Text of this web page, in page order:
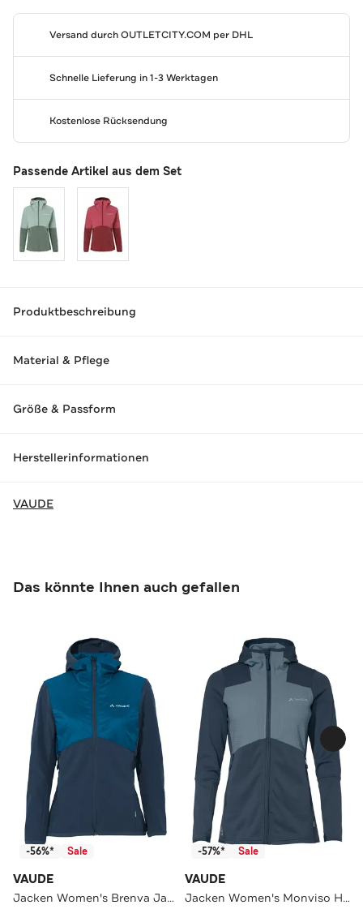
Versand durchOUTLETCITY.COM per DHL
Schnelle Lieferung in 1-3 Werktagen
Kostenlose Rücksendung
Passende Artikel aus dem Set
Produktbeschreibung
Material & Pflege
Größe & Passform
Herstellerinformationen
VAUDE
Das könnte Ihnen auch gefallen
-56%* Sale
VAUDE
Jacken Women's Brenva Jacket
-57%* Sale
VAUDE
Jacken Women's Monviso Hooded Grid Fleece Jacket